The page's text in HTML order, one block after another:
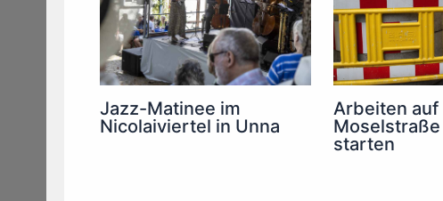
Jazz-Matinee im
Nicolaiviertel in Unna
Arbeiten auf
starten